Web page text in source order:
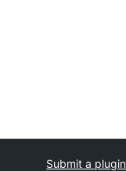
Submit a plugin